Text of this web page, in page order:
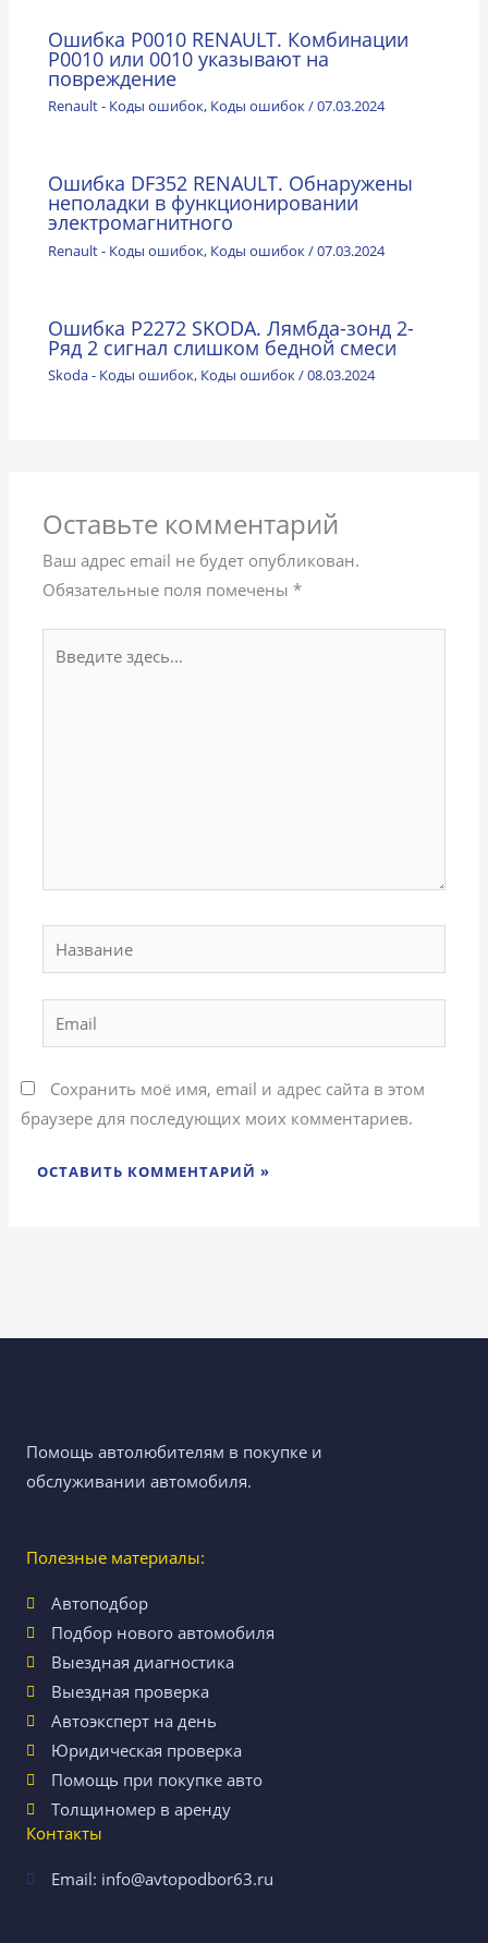
Ошибка P0010 RENAULT. Комбинации
Р0010 или 0010 указывают на
повреждение
Renault - Коды ошибок, Коды ошибок/07.03.2024
Ошибка DF352 RENAULT. Обнаружены
неполадки в функционировании
электромагнитного
Renault - Коды ошибок, Коды ошибок/07.03.2024
Ошибка P2272 SKODA. Лямбда-зонд 2-
Ряд 2 сигнал слишком бедной смеси
Skoda - Коды ошибок, Коды ошибок/08.03.2024
Оставьте комментарий
Ваш адрес email не будет опубликован.
Обязательные поля помечены*
здесь...
Email
Сохранить моё имя, email и адрес сайта в этом
браузере для последующих моих комментариев.
Помощь автолюбителям в покупке и
обслуживании автомобиля.
Полезные материалы:
Автоподбор
Подбор нового автомобиля
Выездная диагностика
Выездная проверка
Автоэксперт на день
Юридическая проверка
Помощь при покупке авто
Толщиномер в аренду
Контакты
Email: info@avtopodbor63.ru